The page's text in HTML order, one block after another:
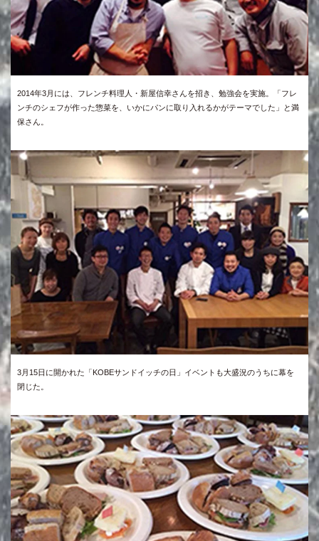
2014年3月には、フレンチ料理人・新屋信幸さんを招き、勉強会を実施。「フレ
ンチのシェフが作った惣菜を、いかにパンに取り入れるかがテーマでした」と満
保さん。
3月15日に開かれた「KOBEサンドイッチの日」イベントも大盛況のうちに幕を
閉じた。